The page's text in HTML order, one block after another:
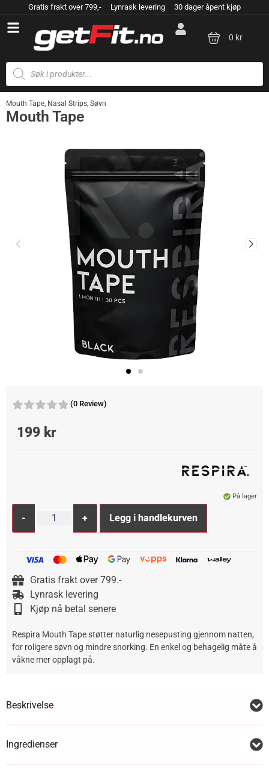
Gratis frakt over 799,- Lynrask levering 30 dager åpent kjøp
0 kr
Mouth Tape, Nasal Strips, Søvn
Mouth Tape
(0 Review)
199 kr
På lager
- + Legg i handlekurven
Gratis frakt over 799.-
Lynrask levering
Kjøp nå betal senere
Respira Mouth Tape støtter naturlig nesepusting gjennom natten,
for roligere søvn og mindre snorking. En enkel og behagelig måte å
våkne mer opplagt på.
Beskrivelse
Ingredienser